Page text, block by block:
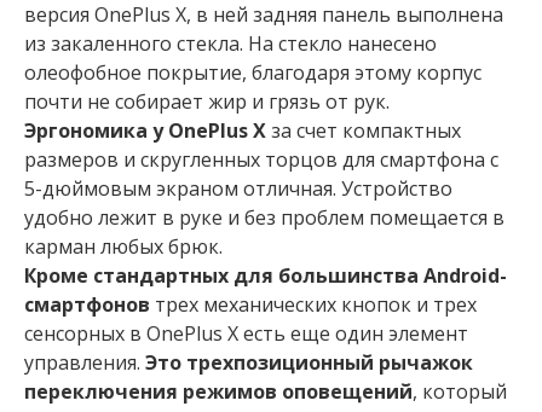
версия OnePlus X, в ней задняя панель выполнена
из закаленного стекла. На стекло нанесено
олеофобное покрытие, благодаря этому корпус
почти не собирает жир и грязь от рук.
Эргономика у OnePlus Xза счет компактных
размеров и скругленных торцов для смартфона с
5-дюймовым экраном отличная. Устройство
удобно лежит в руке и без проблем помещается в
карман любых брюк.
Кроме стандартных для большинства Android-
смартфонов трех механических кнопок и трех
сенсорных в OnePlus X есть еще один элемент
управления. Это трехпозиционный рычажок
переключения режимов оповещений, который